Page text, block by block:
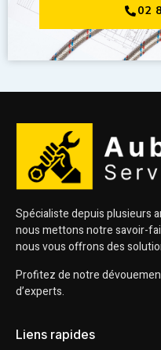
02
Spécialiste depuis plusieurs
nous mettons notre savoir-
nous vous offrons des
Profitez de notre
d’experts.
Liens rapides